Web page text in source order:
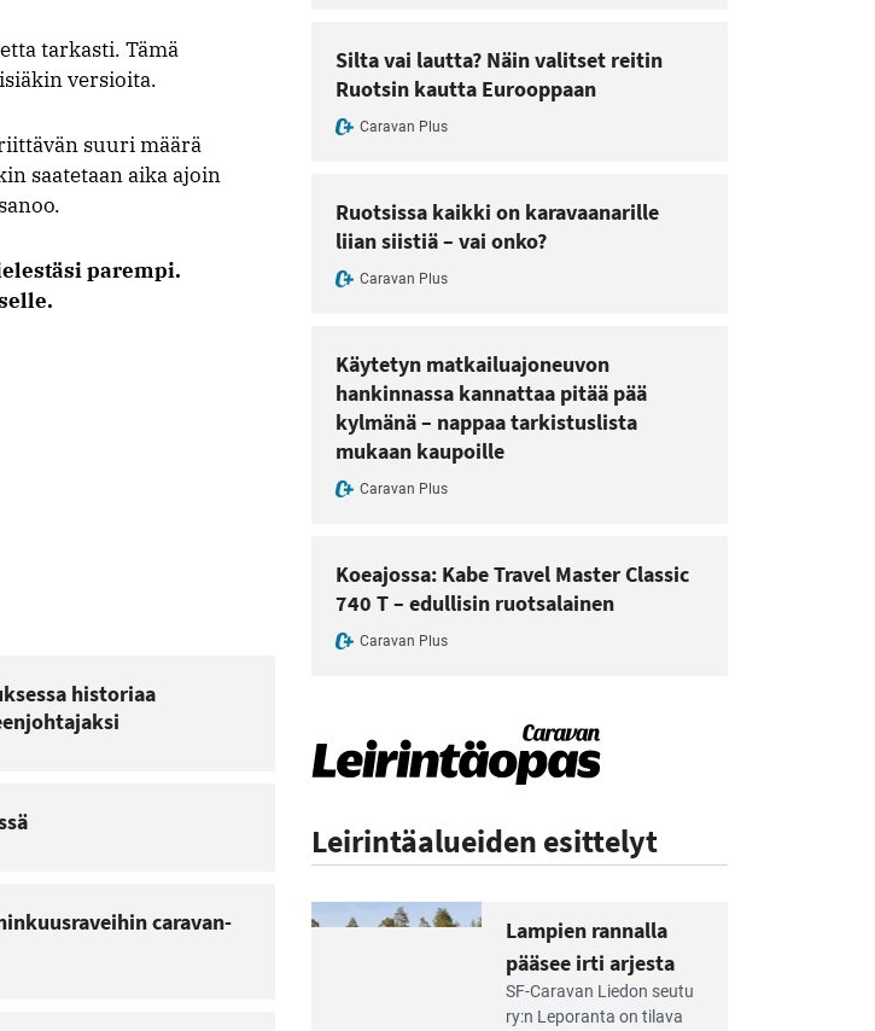
tarkasti. Tämä
versioita.
suuri määrä
saatetaan aika ajoin
parempi.
historiaa
caravan-
Silta vai lautta? Näin valitset reitin
Ruotsin kautta Eurooppaan
Caravan Plus
Ruotsissa kaikki on karavaanarille
liian siistiä – vai onko?
Caravan Plus
Käytetyn matkailuajoneuvon
hankinnassa kannattaa pitää pää
kylmänä – nappaa tarkistuslista
mukaan kaupoille
Caravan Plus
Koeajossa: Kabe Travel Master Classic
740 T – edullisin ruotsalainen
Caravan Plus
Leirintäalueiden esittelyt
Lampien rannalla
pääsee irti arjesta
SF-Caravan Liedon seutu
ry:n Leporanta on tilava